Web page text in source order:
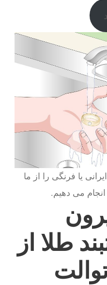
یا فرنگی را از ما
انجام می دهیم.
طلا از